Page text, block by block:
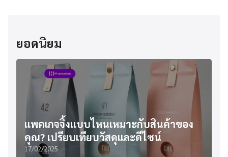
ยอดนิยม
แพคเกจจิ้งแบบไหนเหมาะกับสินค้าของ
คุณ? เปรียบเทียบวัสดุและดีไซน์
17/02/2025